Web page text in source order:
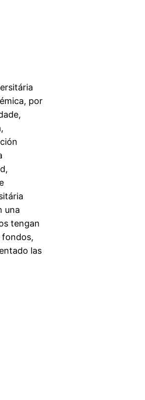
por
una
tengan
fondos,
las